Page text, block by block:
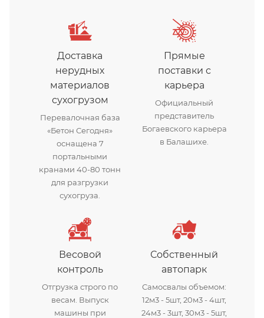
Доставка
нерудных
материалов
сухогрузом
Перевалочная база
«Бетон Сегодня»
оснащена 7
портальными
кранами 40-80 тонн
для разгрузки
сухогруза.
Прямые
поставки с
карьера
Официальный
представитель
Богаевского карьера
в Балашихе.
Весовой
контроль
Отгрузка строго по
весам. Выпуск
машины при
Собственный
автопарк
Самосвалы объемом:
12м3 - 5шт, 20м3 - 4шт,
24м3 - 3шт, 30м3 - 5шт,